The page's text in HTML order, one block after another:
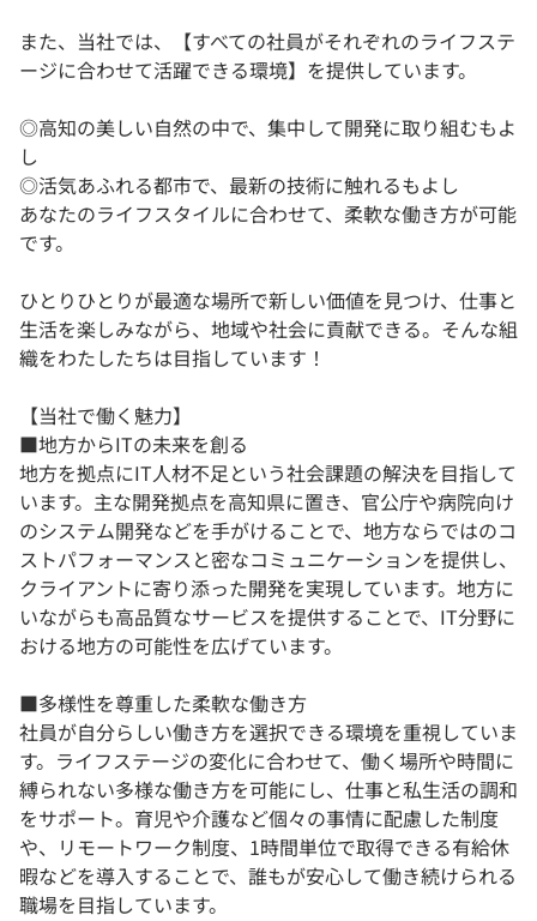
また、当社では、【すべての社員がそれぞれのライフステ
ージに合わせて活躍できる環境】を提供しています。
◎高知の美しい自然の中で、集中して開発に取り組むもよ
し
◎活気あふれる都市で、最新の技術に触れるもよし
あなたのライフスタイルに合わせて、柔軟な働き方が可能
です。
ひとりひとりが最適な場所で新しい価値を見つけ、仕事と
生活を楽しみながら、地域や社会に貢献できる。そんな組
織をわたしたちは目指しています！
【当社で働く魅力】
■地方からITの未来を創る
地方を拠点にIT人材不足という社会課題の解決を目指して
います。主な開発拠点を高知県に置き、官公庁や病院向け
のシステム開発などを手がけることで、地方ならではのコ
ストパフォーマンスと密なコミュニケーションを提供し、
クライアントに寄り添った開発を実現しています。地方に
いながらも高品質なサービスを提供することで、IT分野に
おける地方の可能性を広げています。
■多様性を尊重した柔軟な働き方
社員が自分らしい働き方を選択できる環境を重視していま
す。ライフステージの変化に合わせて、働く場所や時間に
縛られない多様な働き方を可能にし、仕事と私生活の調和
をサポート。育児や介護など個々の事情に配慮した制度
や、リモートワーク制度、1時間単位で取得できる有給休
暇などを導入することで、誰もが安心して働き続けられる
職場を目指しています。